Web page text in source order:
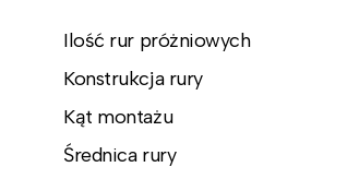
Ilość rur próżniowych
Konstrukcja rury
Kąt montażu
Średnica rury